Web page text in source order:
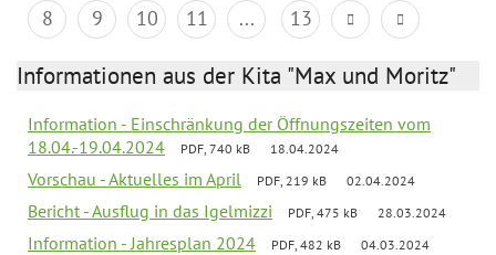
8
9 10 11 ... 13
Informationen aus der Kita "Max und Moritz"
Information - Einschränkung der Öffnungszeiten vom
18.04.-19.04.2024
PDF, 740 kB 18.04.2024
Vorschau - Aktuelles im April PDF, 219 kB 02.04.2024
Bericht - Ausflug in das Igelmizzi PDF, 475 kB 28.03.2024
Information - Jahresplan 2024 PDF, 482 kB 04.03.2024